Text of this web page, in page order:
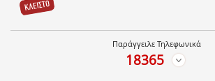
Παράγγειλε Τηλεφωνικά
18365